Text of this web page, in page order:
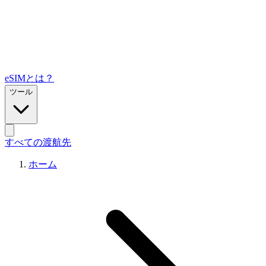
eSIMとは？
ツール
すべての渡航先
ホーム